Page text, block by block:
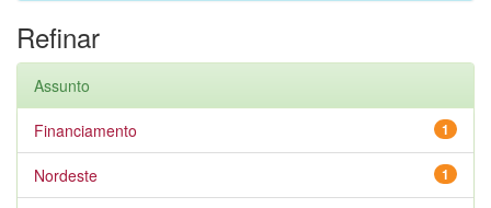
Refinar
Assunto
1
Financiamento
1
Nordeste